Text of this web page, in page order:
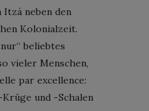
Itzá neben den
Kolonialzeit.
beliebtes
vieler Menschen,
par excellence:
und -Schalen